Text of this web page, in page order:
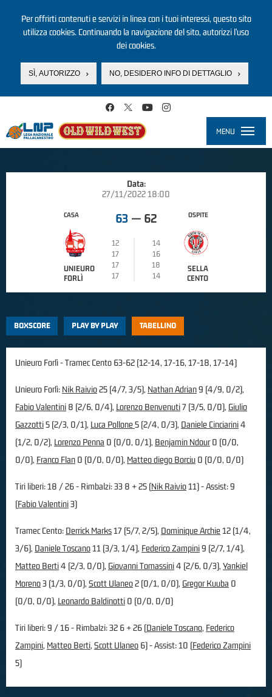
Per offrirti contenuti e servizi in linea con i tuoi interessi, questo sito
utilizza cookies. Continuando la navigazione del sito, autorizzi l’uso
dei cookies.
SÌ, AUTORIZZO NO, DESIDERO INFO DI DETTAGLIO
MENU
Data:
27/11/2022 18:00
CASA
UNIEURO
FORLÌ
63 — 62
12
14
17
16
17
18
17
14
OSPITE
SELLA
CENTO
BOXSCORE PLAY BY PLAY TABELLINO
Unieuro Forlì - Tramec Cento 63-62 (12-14, 17-16, 17-18, 17-14)
Unieuro Forlì: Nik Raivio25 (4/7, 3/5), Nathan Adrian9 (4/9, 0/2),
Fabio Valentini 8 (2/6, 0/4), Lorenzo Benvenuti7 (3/5, 0/0), Giulio
Gazzotti5 (2/3, 0/1), Luca Pollone5 (2/4, 0/3), Daniele Cinciarini4
(1/2, 0/2), Lorenzo Penna 0 (0/0, 0/1), Benjamin Ndour0 (0/0,
0/0), Franco Flan 0 (0/0, 0/0), Matteo diego Borciu 0 (0/0, 0/0)
Tiri liberi: 18 / 26 - Rimbalzi: 33 8 + 25 (Nik Raivio11) - Assist: 9
(Fabio Valentini3)
Tramec Cento: Derrick Marks17 (5/7, 2/5), Dominique Archie12 (1/4,
3/6), Daniele Toscano11 (3/3, 1/4), Federico Zampini9 (2/7, 1/4),
Matteo Berti4 (2/3, 0/0), Giovanni Tomassini4 (2/6, 0/3), Yankiel
Moreno3 (1/3, 0/0), Scott Ulaneo2 (0/1, 0/0), Gregor Kuuba 0
(0/0, 0/0), Leonardo Baldinotti 0 (0/0, 0/0)
Tiri liberi: 9 / 16 - Rimbalzi: 32 6 + 26 (Daniele Toscano, Federico
Zampini, Matteo Berti, Scott Ulaneo 6) - Assist: 10 (Federico Zampini
5)